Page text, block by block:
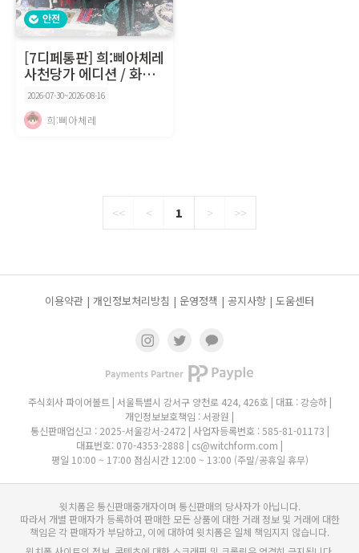
안전
[7디페통판] 희:삐아체레
사천당가 에디션 / 화귀,
매화, 전...
2026-07-30~2026-08-16
희:삐아체레
<< < 1 > >>
이용약관 | 개인정보처리방침 | 운영정책 | 공지사항 | 도움센터
주식회사 파이어볼트 | 서울특별시 강서구 양천로 424, 426호 | 대표 : 강승하 |
개인정보보호책임 : 서광원 |
통신판매업신고 : 2025-서울강서-2472 | 사업자등록번호 : 585-81-01173 |
대표번호: 070-4353-2888 | cs@witchform.com |
평일 10:00 ~ 17:00 점심시간 12:00 ~ 13:00 (주말/공휴일 휴무)
윗치폼은 통신판매중개자이며 통신판매의 당사자가 아닙니다.
따라서 개별 판매자가 등록하여 판매한 모든 상품에 대한 거래 정보 및 거래에 대한
책임은 각 판매자가 부담하고, 이에 대하여 윗치폼은 일체 책임지지 않습니다.